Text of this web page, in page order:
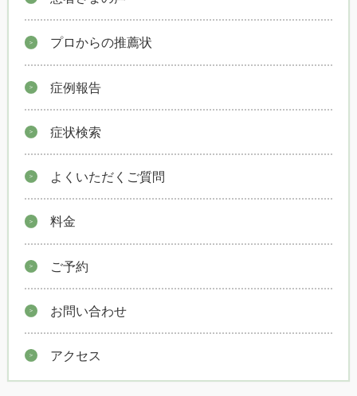
プロからの推薦状
症例報告
症状検索
よくいただくご質問
料金
ご予約
お問い合わせ
アクセス